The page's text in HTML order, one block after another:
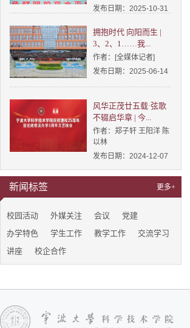
发布日期：2025-10-31
拥抱时代 向阳而生 |
3、2、1……我...
作者：[全媒体记者]
发布日期：2025-06-14
风华正茂廿五载·弦歌
不辍启华章 | 今...
作者：郑子轩 王阳洋 陈
以林
发布日期：2024-12-07
新闻标签 更多+
校园活动 外媒关注 会议
党建
办学特色
学生工作 教学工作
交流学习
讲座
校企合作